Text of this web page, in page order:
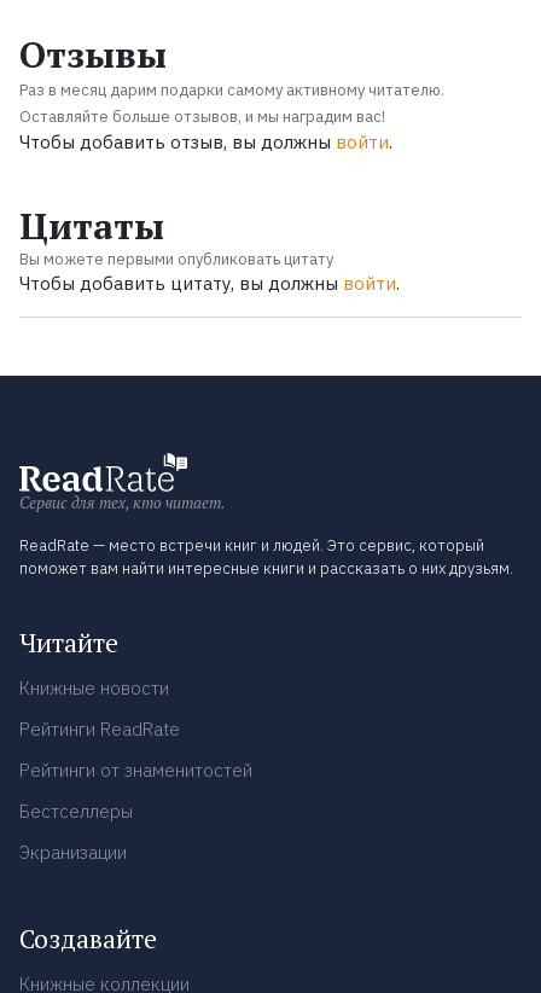
Отзывы
Раз в месяц дарим подарки самому активному читателю.
Оставляйте больше отзывов, и мы наградим вас!
Чтобы добавить отзыв, вы должны войти.
Цитаты
Вы можете первыми опубликовать цитату
Чтобы добавить цитату, вы должны войти.
Сервис для тех, кто читает.
ReadRate — место встречи книг и людей. Это сервис, который
поможет вам найти интересные книги и рассказать о них друзьям.
Читайте
Книжные новости
Рейтинги ReadRate
Рейтинги от знаменитостей
Бестселлеры
Экранизации
Создавайте
Книжные коллекции